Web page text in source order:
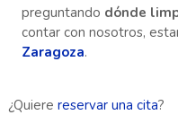
preguntando dónde
contar con nosotros,
Zaragoza.
¿Quiere reservar una cita?